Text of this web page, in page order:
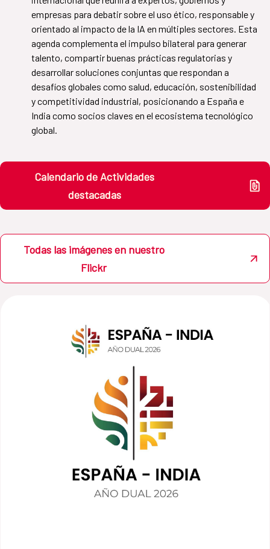
empresas para debatir sobre el uso ético, responsable y
orientado al impacto de la IA en múltiples sectores. Esta
agenda complementa el impulso bilateral para generar
talento, compartir buenas prácticas regulatorias y
desarrollar soluciones conjuntas que respondan a
desafíos globales como salud, educación, sostenibilidad
y competitividad industrial, posicionando a España e
India como socios claves en el ecosistema tecnológico
global.
Calendario de Actividades
destacadas
Todas las imágenes en nuestro
Flickr